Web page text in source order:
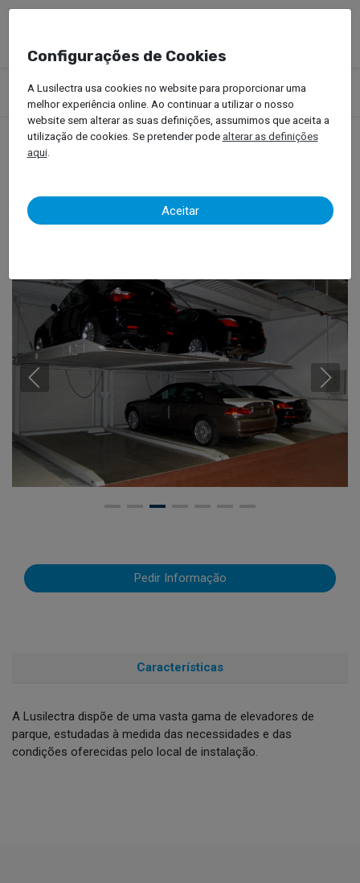
Produtos Equipamentos Oficinais
Elevadores Automóvel
Elevadores para Veículos Ligeiros
Elevadores de Parqueamento
Parqueamento
Pedir Informação
Características
A Lusilectra dispõe de uma vasta gama de elevadores de
parque, estudadas à medida das necessidades e das
condições oferecidas pelo local de instalação.
Configurações de Cookies
A Lusilectra usa cookies no website para proporcionar uma
melhor experiência online. Ao continuar a utilizar o nosso
website sem alterar as suas definições, assumimos que aceita a
utilização de cookies. Se pretender podealterar as definições
aqui.
Aceitar